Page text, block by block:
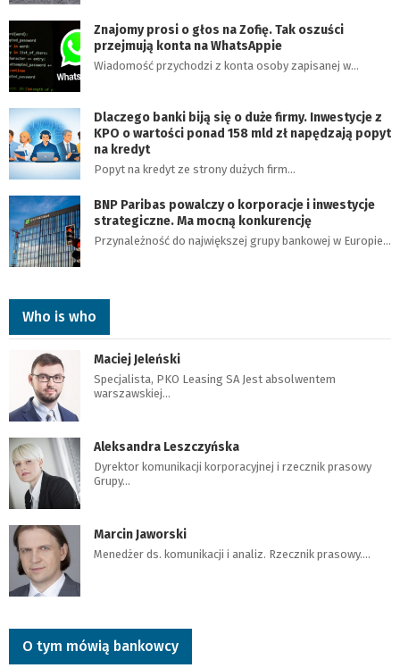
Znajomy prosi o głos na Zofię. Tak oszuści
przejmują konta na WhatsAppie
Wiadomość przychodzi z konta osoby zapisanej w…
Dlaczego banki biją się o duże firmy. Inwestycje z
KPO o wartości ponad 158 mld zł napędzają popyt
na kredyt
Popyt na kredyt ze strony dużych firm…
BNP Paribas powalczy o korporacje i inwestycje
strategiczne. Ma mocną konkurencję
Przynależność do największej grupy bankowej w Europie…
Who is who
Maciej Jeleński
Specjalista, PKO Leasing SA Jest absolwentem
warszawskiej…
Aleksandra Leszczyńska
Dyrektor komunikacji korporacyjnej i rzecznik prasowy
Grupy…
Marcin Jaworski
Menedżer ds. komunikacji i analiz. Rzecznik prasowy.…
O tym mówią bankowcy